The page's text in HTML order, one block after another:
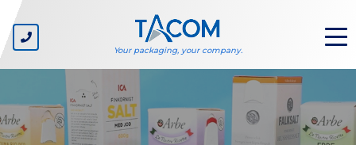
Your packaging, your company.
CHI SIAMO